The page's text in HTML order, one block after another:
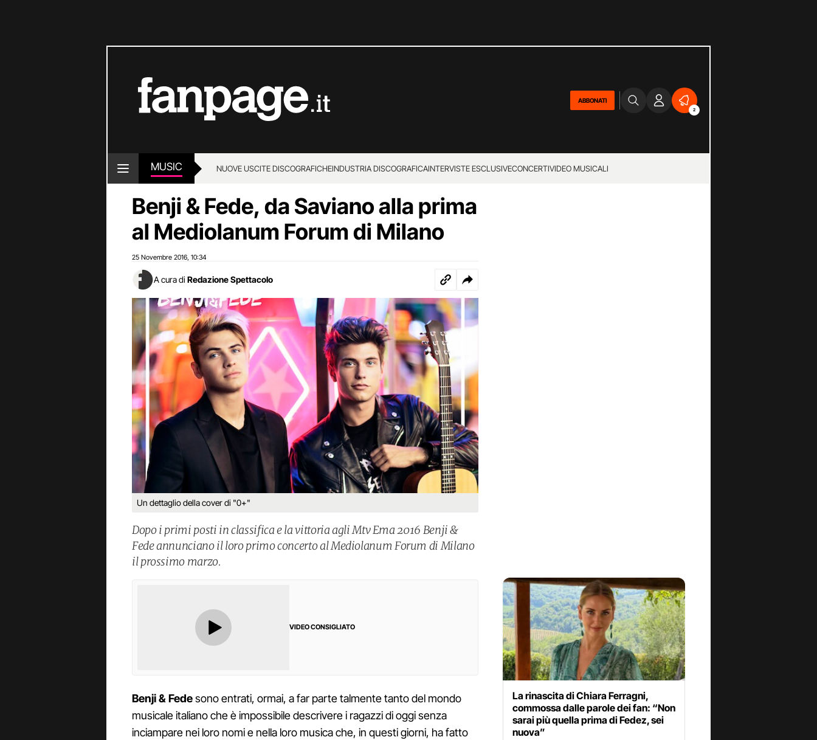
ABBONATI
2
MUSIC NUOVE USCITE DISCOGRAFICHEINDUSTRIA DISCOGRAFICAINTERVISTE ESCLUSIVECONCERTIVIDEO MUSICALI
Benji & Fede, da Saviano alla prima
al Mediolanum Forum di Milano
25 Novembre 2016 10:34
A cura di Redazione Spettacolo
Un dettaglio della cover di "0+"
Dopo i primi posti in classifica e la vittoria agli Mtv Ema 2016 Benji &
Fede annunciano il loro primo concerto al Mediolanum Forum di Milano
il prossimo marzo.
VIDEO CONSIGLIATO
Benji & Fedesono entrati, ormai, a far parte talmente tanto del mondo
musicale italiano che è impossibile descrivere i ragazzi di oggi senza
inciampare nei loro nomi e nella loro musica che, in questi giorni, ha fatto
La rinascita di Chiara Ferragni,
commossa dalle parole dei fan: “Non
sarai più quella prima di Fedez, sei
nuova”